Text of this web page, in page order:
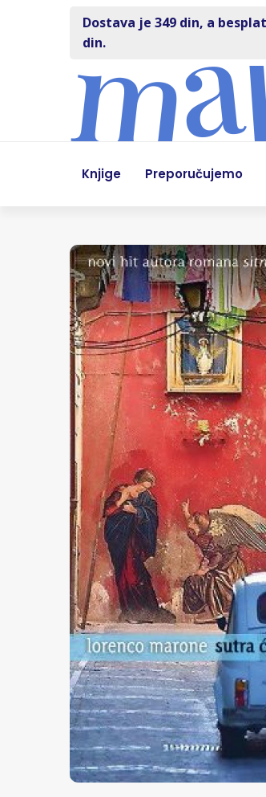
Dostava je 349 din, a
din.
Knjige Preporučujemo